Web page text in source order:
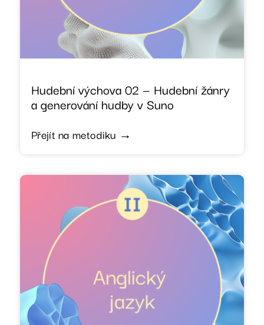
Hudební výchova 02 — Hudební žánry
a generování hudby v Suno
Přejít na metodiku →